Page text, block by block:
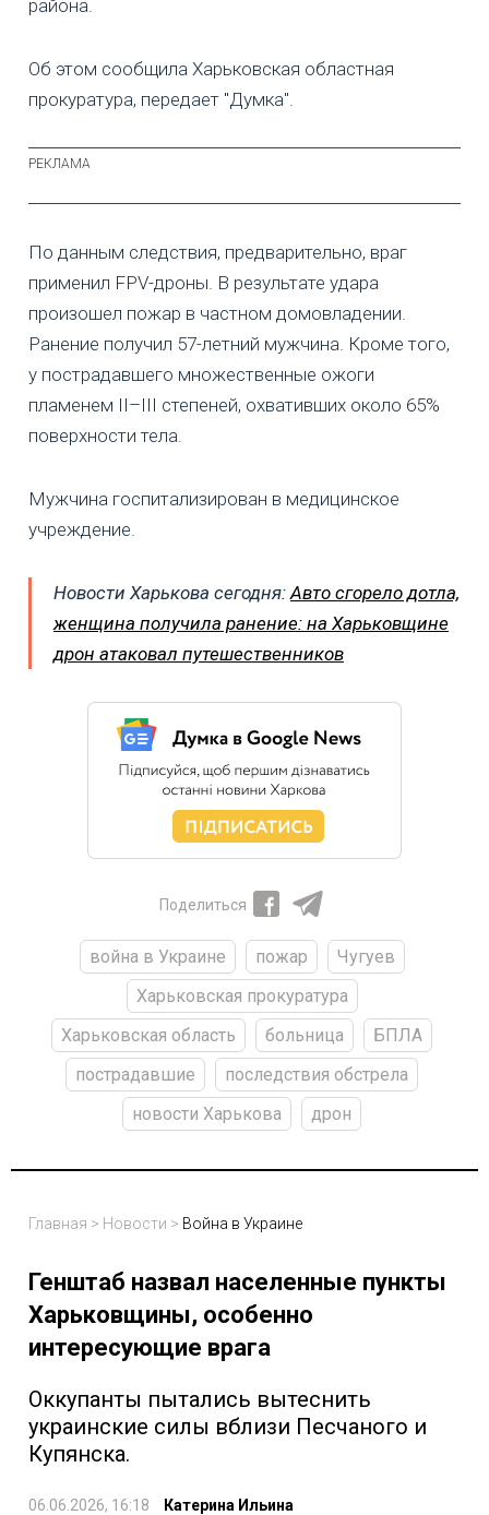
района.
Об этом сообщила Харьковская областная
прокуратура, передает "Думка".
По данным следствия, предварительно, враг
применил FPV-дроны. В результате удара
произошел пожар в частном домовладении.
Ранение получил 57-летний мужчина. Кроме того,
у пострадавшего множественные ожоги
пламенем II–III степеней, охвативших около 65%
поверхности тела.
Мужчина госпитализирован в медицинское
учреждение.
Новости Харькова сегодня: Авто сгорело дотла,
женщина получила ранение: на Харьковщине
дрон атаковал путешественников
Поделиться
война в Украине пожар
Чугуев
Харьковская прокуратура
Харьковская область
больница
БПЛА
пострадавшие
последствия обстрела
новости Харькова
дрон
Главная > Новости > Война в Украине
Генштаб назвал населенные пункты
Харьковщины, особенно
интересующие врага
Оккупанты пытались вытеснить
украинские силы вблизи Песчаного и
Купянска.
06.06.2026, 16:18 Катерина Ильина